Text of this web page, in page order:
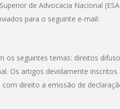
de Advocacia Nacional (ESA
para o seguinte e-mail:
os seguintes temas: direitos
Os artigos devidamente inscritos
direito a emissão de